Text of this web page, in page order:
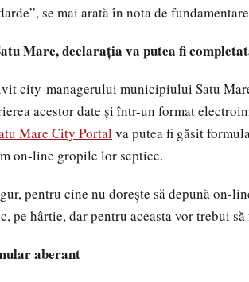
se mai arată în nota de
Mare, declarația va putea fi
city-managerului municipiului Satu
acestor date și într-un format
Mare City Portal va putea fi găsit
on-line gropile lor septice.
pentru cine nu dorește să depună on-
pe hârtie, dar pentru aceasta vor trebui
aberant